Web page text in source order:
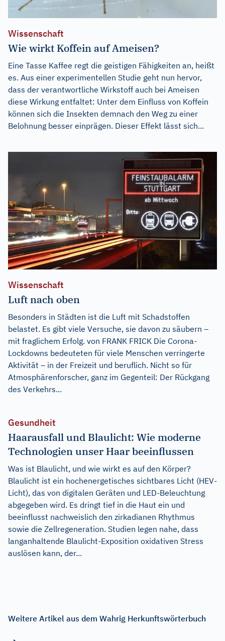
Wissenschaft
Wie wirkt Koffein auf Ameisen?
Eine Tasse Kaffee regt die geistigen Fähigkeiten an, heißt
es. Aus einer experimentellen Studie geht nun hervor,
dass der verantwortliche Wirkstoff auch bei Ameisen
diese Wirkung entfaltet: Unter dem Einfluss von Koffein
können sich die Insekten demnach den Weg zu einer
Belohnung besser einprägen. Dieser Effekt lässt sich...
Wissenschaft
Luft nach oben
Besonders in Städten ist die Luft mit Schadstoffen
belastet. Es gibt viele Versuche, sie davon zu säubern –
mit fraglichem Erfolg. von FRANK FRICK Die Corona-
Lockdowns bedeuteten für viele Menschen verringerte
Aktivität – in der Freizeit und beruflich. Nicht so für
Atmosphärenforscher, ganz im Gegenteil: Der Rückgang
des Verkehrs...
Gesundheit
Haarausfall und Blaulicht: Wie moderne
Technologien unser Haar beeinflussen
Was ist Blaulicht, und wie wirkt es auf den Körper?
Blaulicht ist ein hochenergetisches sichtbares Licht (HEV-
Licht), das von digitalen Geräten und LED-Beleuchtung
abgegeben wird. Es dringt tief in die Haut ein und
beeinflusst nachweislich den zirkadianen Rhythmus
sowie die Zellregeneration. Studien legen nahe, dass
langanhaltende Blaulicht-Exposition oxidativen Stress
auslösen kann, der...
Weitere Artikel aus dem Wahrig Herkunftswörterbuch